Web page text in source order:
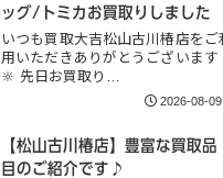
ッグ/トミカお買取りしました
いつも買取大吉松山古川椿店をご
用いただきありがとうございます
🔆 先日お買取り…
2026-08-09
【松山古川椿店】豊富な買取品
目のご紹介です♪